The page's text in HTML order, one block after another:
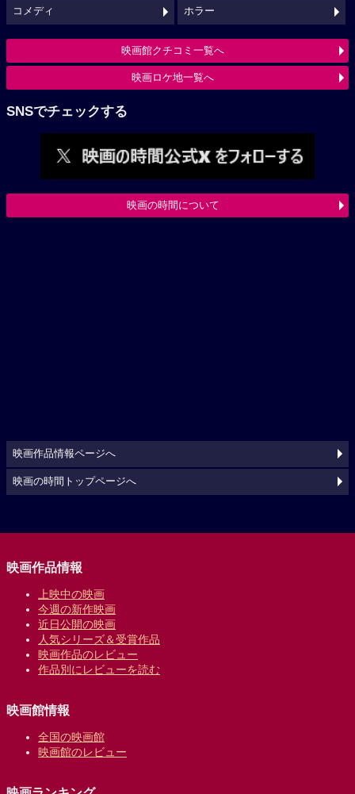
コメディ ホラー
映画館クチコミ一覧へ
映画ロケ地一覧へ
SNSでチェックする
映画の時間について
映画作品情報ページへ
映画の時間トップページへ
映画作品情報
上映中の映画
今週の新作映画
近日公開の映画
人気シリーズ＆受賞作品
映画作品のレビュー
作品別にレビューを読む
映画館情報
全国の映画館
映画館のレビュー